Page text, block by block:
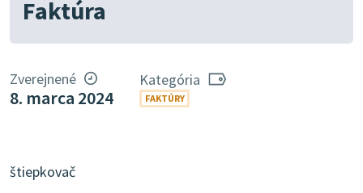
Faktúra
Zverejnené
8. marca 2024
Kategória
FAKTÚRY
štiepkovač